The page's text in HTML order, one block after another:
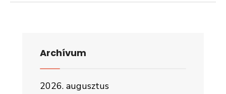
Archívum
2026. augusztus